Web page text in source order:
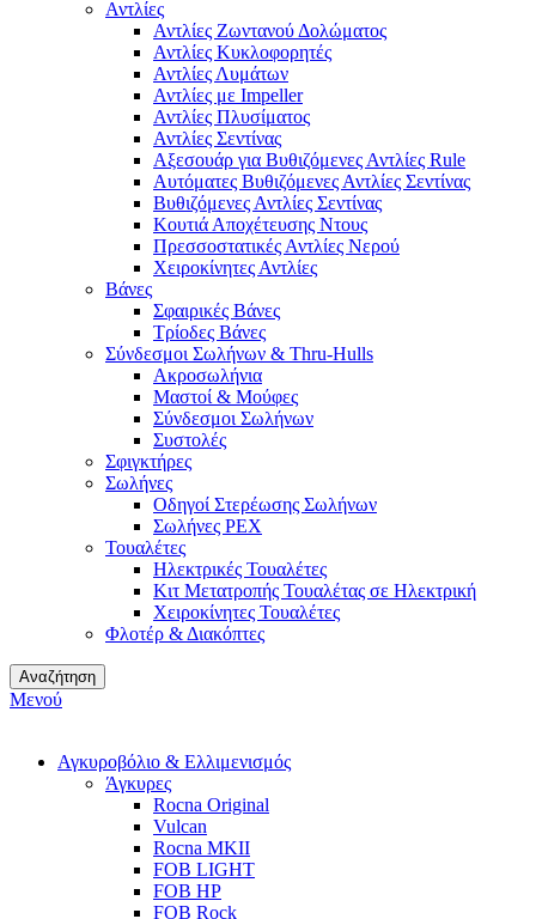
Αντλίες
Αντλίες Ζωντανού Δολώματος
Αντλίες Κυκλοφορητές
Αντλίες Λυμάτων
Αντλίες με Impeller
Αντλίες Πλυσίματος
Αντλίες Σεντίνας
Αξεσουάρ για Βυθιζόμενες Αντλίες Rule
Αυτόματες Βυθιζόμενες Αντλίες Σεντίνας
Βυθιζόμενες Αντλίες Σεντίνας
Κουτιά Αποχέτευσης Ντους
Πρεσσοστατικές Αντλίες Νερού
Χειροκίνητες Αντλίες
Βάνες
Σφαιρικές Βάνες
Τρίοδες Βάνες
Σύνδεσμοι Σωλήνων & Thru-Hulls
Ακροσωλήνια
Μαστοί & Μούφες
Σύνδεσμοι Σωλήνων
Συστολές
Σφιγκτήρες
Σωλήνες
Οδηγοί Στερέωσης Σωλήνων
Σωλήνες PEX
Τουαλέτες
Ηλεκτρικές Τουαλέτες
Κιτ Μετατροπής Τουαλέτας σε Ηλεκτρική
Χειροκίνητες Τουαλέτες
Φλοτέρ & Διακόπτες
Αναζήτηση
Μενού
Αγκυροβόλιο & Ελλιμενισμός
Άγκυρες
Rocna Original
Vulcan
Rocna MKII
FOB LIGHT
FOB HP
FOB Rock